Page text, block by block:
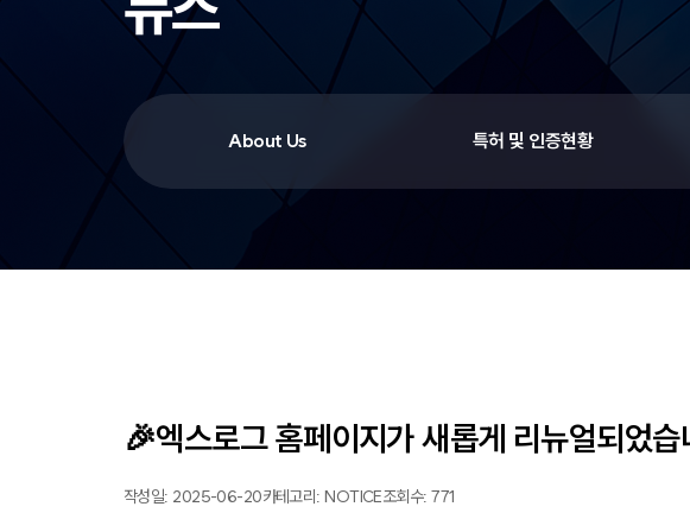
About Us 특허 및 인증현황
🎉엑스로그 홈페이지가 새롭게 리뉴얼되었
작성일: 2025-06-20카테고리: NOTICE조회수: 771